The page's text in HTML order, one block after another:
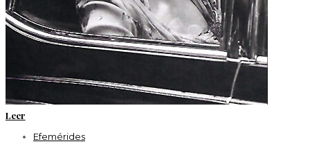
Leer
Efemérides